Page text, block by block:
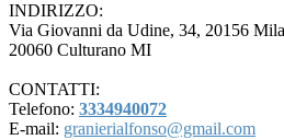
INDIRIZZO:
Via Giovanni da Udine, 34, 20156
20060 Culturano MI
CONTATTI:
Telefono: 3334940072
E-mail: granierialfonso@gmail.com